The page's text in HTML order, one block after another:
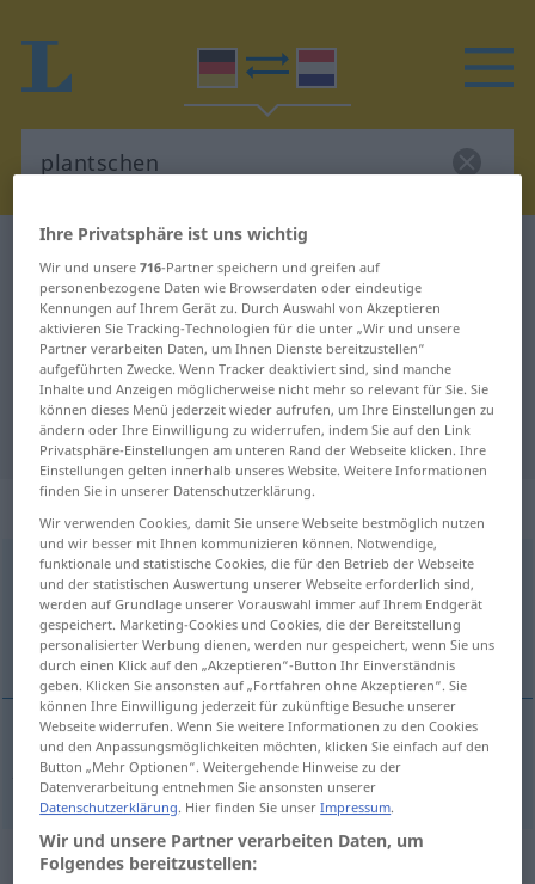
Deutsch-Niederländisch
Übersetzung für "plantschen"
"plantschen" Niederländisch
Übersetzung
plantschen
Übersicht aller Übersetzungen
(Für mehr Details die Übersetzung anklicken/antippen)
plantschenetc→ siehe „planschen “
Synonyme für "plantschen"
Ihre Privatsphäre ist uns wichtig
Wir und unsere716-Partner speichern und greifen auf
personenbezogene Daten wie Browserdaten oder eindeutige
Kennungen auf Ihrem Gerät zu. Durch Auswahl von Akzeptieren
aktivieren Sie Tracking-Technologien für die unter „Wir und unsere
Partner verarbeiten Daten, um Ihnen Dienste bereitzustellen“
aufgeführten Zwecke. Wenn Tracker deaktiviert sind, sind manche
Inhalte und Anzeigen möglicherweise nicht mehr so relevant für Sie. Sie
können dieses Menü jederzeit wieder aufrufen, um Ihre Einstellungen zu
ändern oder Ihre Einwilligung zu widerrufen, indem Sie auf den Link
Privatsphäre-Einstellungen am unteren Rand der Webseite klicken. Ihre
Einstellungen gelten innerhalb unseres Website. Weitere Informationen
finden Sie in unserer Datenschutzerklärung.
Wir verwenden Cookies, damit Sie unsere Webseite bestmöglich nutzen
und wir besser mit Ihnen kommunizieren können. Notwendige,
funktionale und statistische Cookies, die für den Betrieb der Webseite
und der statistischen Auswertung unserer Webseite erforderlich sind,
werden auf Grundlage unserer Vorauswahl immer auf Ihrem Endgerät
gespeichert. Marketing-Cookies und Cookies, die der Bereitstellung
personalisierter Werbung dienen, werden nur gespeichert, wenn Sie uns
durch einen Klick auf den „Akzeptieren“-Button Ihr Einverständnis
geben. Klicken Sie ansonsten auf „Fortfahren ohne Akzeptieren“. Sie
können Ihre Einwilligung jederzeit für zukünftige Besuche unserer
Webseite widerrufen. Wenn Sie weitere Informationen zu den Cookies
und den Anpassungsmöglichkeiten möchten, klicken Sie einfach auf den
Button „Mehr Optionen“. Weitergehende Hinweise zu der
Datenverarbeitung entnehmen Sie ansonsten unserer
Datenschutzerklärung. Hier finden Sie unserImpressum.
Wir und unsere Partner verarbeiten Daten, um
Folgendes bereitzustellen: